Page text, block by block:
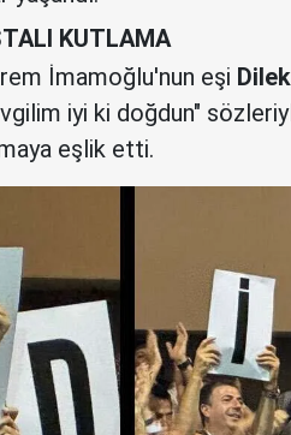
KUTLAMA
İmamoğlu'nun eşi
iyi ki doğdun"
eşlik etti.